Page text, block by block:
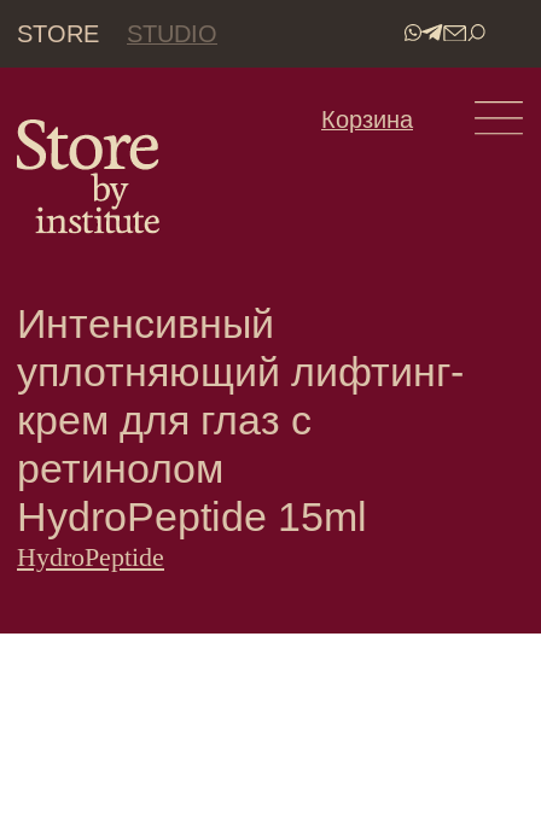
STORE STUDIO
•
Интенсивный
ретинолом
HydroPeptide 15ml
HydroPeptide